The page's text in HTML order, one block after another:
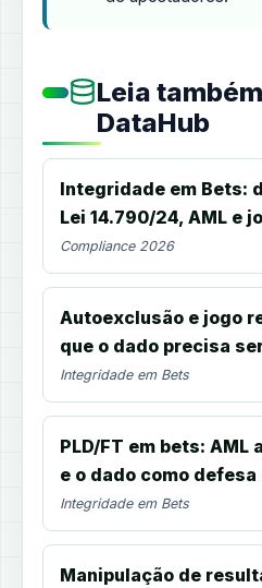
Leia
DataHub
Integridade em Bets:
Lei 14.790/24, AML e
Compliance 2026
Autoexclusão e jogo
que o dado precisa
Integridade em Bets
PLD/FT em bets: AML
e o dado como defesa
Integridade em Bets
Manipulação de